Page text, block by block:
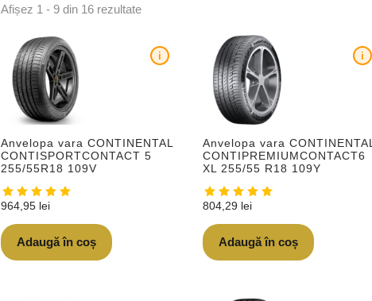
Afișez 1 - 9 din 16 rezultate
Anvelopa vara CONTINENTAL
CONTISPORTCONTACT 5
255/55R18 109V
i
964,95 lei
Adaugă în coș
Anvelopa vara CONTINENTAL
CONTIPREMIUMCONTACT6
XL 255/55 R18 109Y
i
804,29 lei
Adaugă în coș